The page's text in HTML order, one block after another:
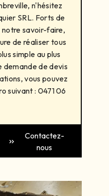
n'hésitez
SRL. Forts de
savoir-faire,
de réaliser tous
simple au plus
de devis
vous pouvez
suivant : 0471 06
Contactez-
nous